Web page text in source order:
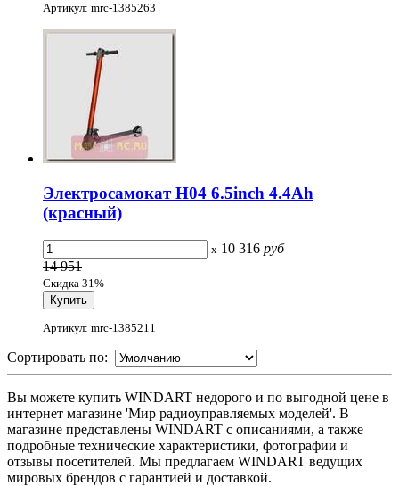
Артикул: mrc-1385263
Электросамокат H04 6.5inch 4.4Ah
(красный)
x 10 316 руб
14 951
Скидка 31%
Артикул: mrc-1385211
Сортировать по:
Вы можете купить WINDART недорого и по выгодной цене в
интернет магазине 'Мир радиоуправляемых моделей'. В
магазине представлены WINDART с описаниями, а также
подробные технические характеристики, фотографии и
отзывы посетителей. Мы предлагаем WINDART ведущих
мировых брендов с гарантией и доставкой.